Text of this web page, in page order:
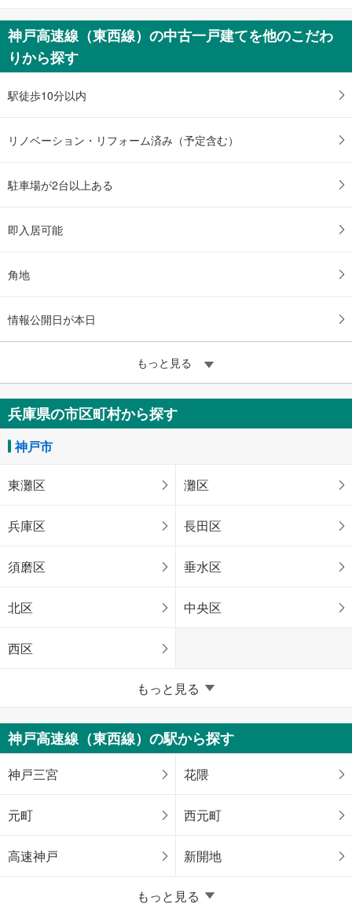
8,380万円
未定
神戸高速線（東西線） 「新開地」駅 徒歩4分
神戸高速線（東西線）の中古一戸建てを他のこだわ
りから探す
駅徒歩10分以内
リノベーション・リフォーム済み（予定含む）
駐車場が2台以上ある
即入居可能
角地
情報公開日が本日
もっと見る
兵庫県の市区町村から探す
神戸市
東灘区 灘区
兵庫区 長田区
須磨区 垂水区
北区 中央区
西区
兵庫県のそのほかの地域
姫路市 尼崎市
明石市 西宮市
洲本市 芦屋市
伊丹市 相生市
加古川市
もっと見る
神戸高速線（東西線）の駅から探す
神戸三宮 花隈
元町 西元町
高速神戸 新開地
もっと見る